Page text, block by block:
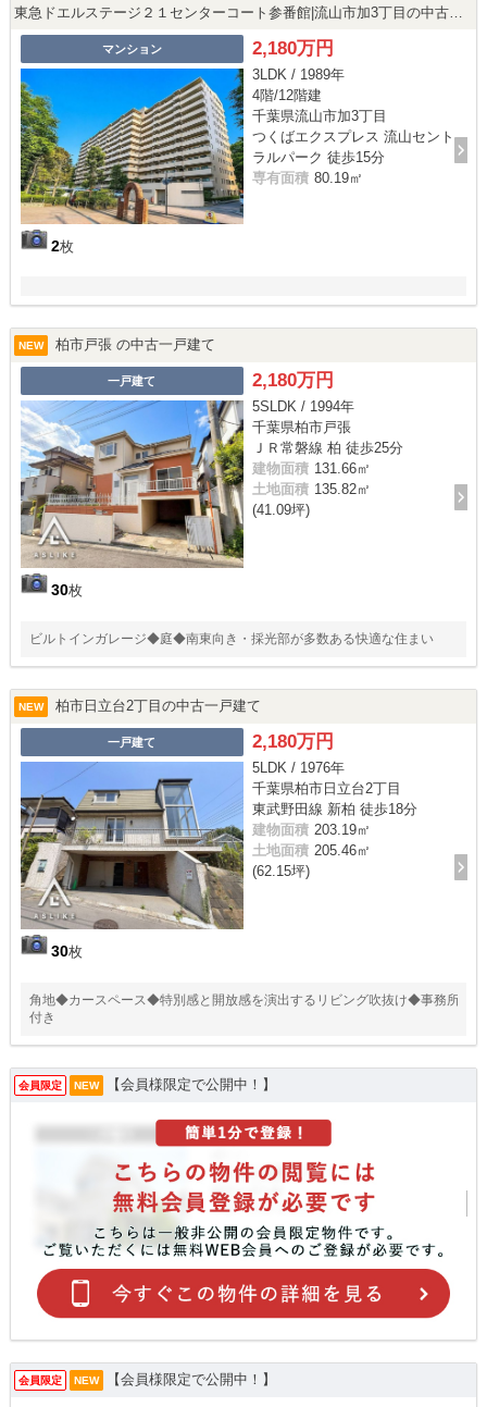
東急ドエルステージ２１センターコート参番館|流山市加3丁目の中古マンション
マンション
2枚
2,180万円
3LDK / 1989年
4階/12階建
千葉県流山市加3丁目
つくばエクスプレス 流山セント
ラルパーク 徒歩15分
専有面積 80.19㎡
NEW 柏市戸張 の中古一戸建て
一戸建て
30枚
2,180万円
5SLDK / 1994年
千葉県柏市戸張
ＪＲ常磐線 柏 徒歩25分
建物面積 131.66㎡
土地面積 135.82㎡
(41.09坪)
ビルトインガレージ◆庭◆南東向き・採光部が多数ある快適な住まい
NEW 柏市日立台2丁目の中古一戸建て
一戸建て
30枚
2,180万円
5LDK / 1976年
千葉県柏市日立台2丁目
東武野田線 新柏 徒歩18分
建物面積 203.19㎡
土地面積 205.46㎡
(62.15坪)
角地◆カースペース◆特別感と開放感を演出するリビング吹抜け◆事務所
付き
会員限定 NEW 【会員様限定で公開中！】
会員限定 NEW 【会員様限定で公開中！】